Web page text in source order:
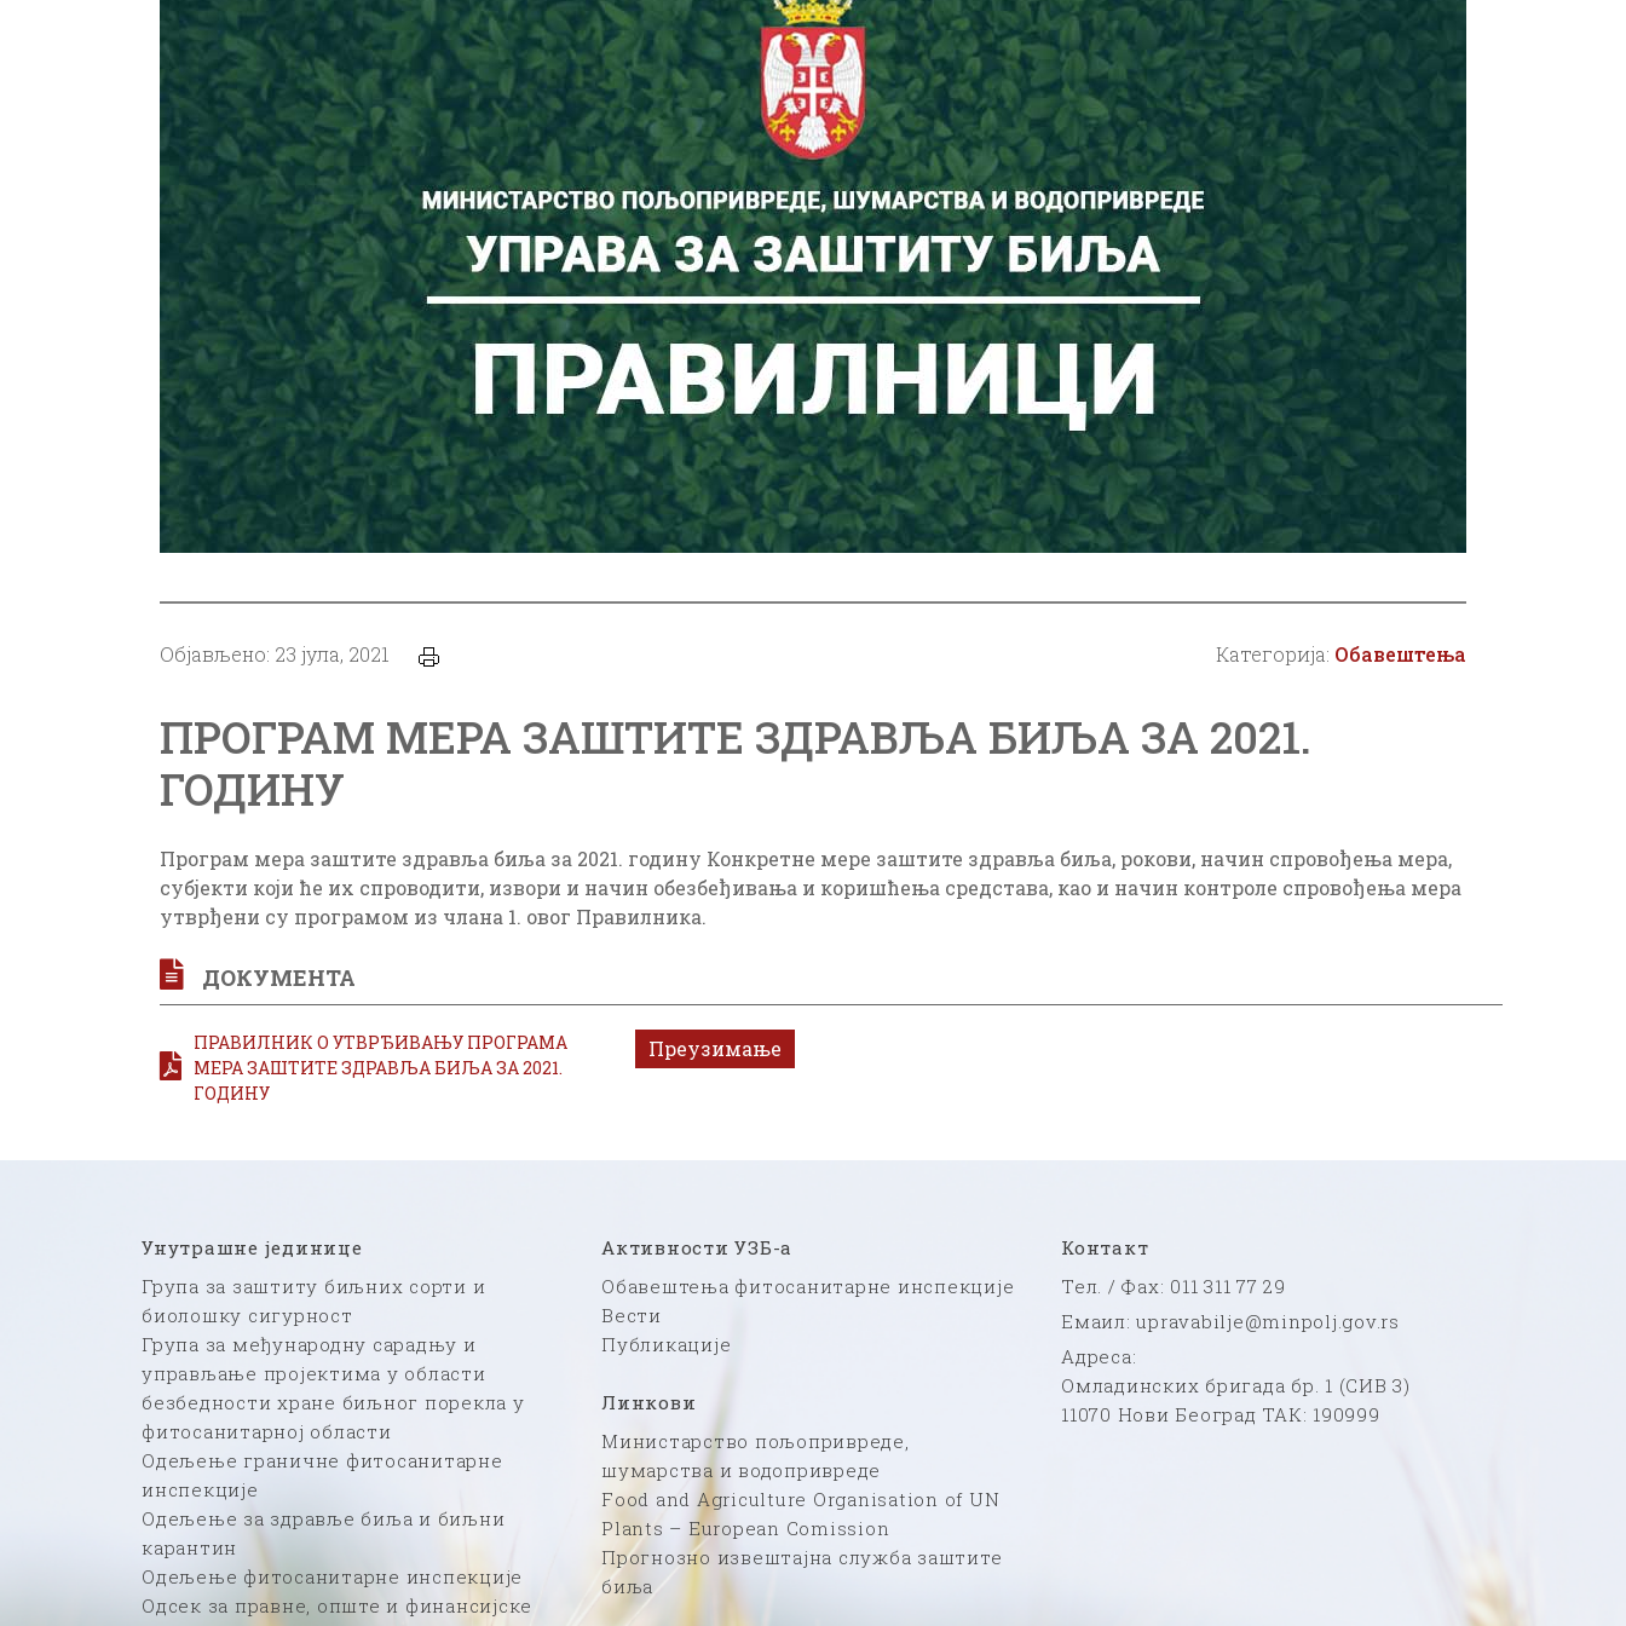
Објављено: 23 јула, 2021 Категорија: Обавештења
ПРОГРАМ МЕРА ЗАШТИТЕ ЗДРАВЉА БИЉА ЗА 2021.
ГОДИНУ
Програм мера заштите здравља биља за 2021. годину Конкретне мере заштите здравља биља, рокови, начин спровођења мера,
субјекти који ће их спроводити, извори и начин обезбеђивања и коришћења средстава, као и начин контроле спровођења мера
утврђени су програмом из члана 1. овог Правилника.
ДОКУМЕНТА
ПРАВИЛНИК О УТВРЂИВАЊУ ПРОГРАМА
МЕРА ЗАШТИТЕ ЗДРАВЉА БИЉА ЗА 2021.
ГОДИНУ
Преузимање
Унутрашне јединице
Група за заштиту биљних сорти и
биолошку сигурност
Група за међународну сарадњу и
управљање пројектима у области
безбедности хране биљног порекла у
фитосанитарној области
Одељење граничне фитосанитарне
инспекције
Одељење за здравље биља и биљни
карантин
Одељење фитосанитарне инспекције
Одсек за правне, опште и финансијске
Активности УЗБ-а
Обавештења фитосанитарне инспекције
Вести
Публикације
Линкови
Министарство пољопривреде,
шумарства и водопривреде
Food and Agriculture Organisation of UN
Plants – European Comission
Прогнозно извештајна служба заштите
биља
Контакт
Тел. / Фаx: 011 311 77 29
Емаил: upravabilje@minpolj.gov.rs
Адреса:
Омладинских бригада бр. 1 (СИВ 3)
11070 Нови Београд ТАК: 190999